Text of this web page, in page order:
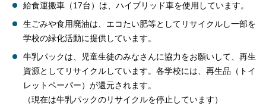
給食運搬車（17台）は、ハイブリッド車を使用しています。
生ごみや食用廃油は、エコたい肥等としてリサイクルし一部を
学校の緑化活動に提供しています。
牛乳パックは、児童生徒のみなさんに協力をお願いして、再生
資源としてリサイクルしています。各学校には、再生品（トイ
レットペーパー）が還元されます。
（現在は牛乳パックのリサイクルを停止しています）